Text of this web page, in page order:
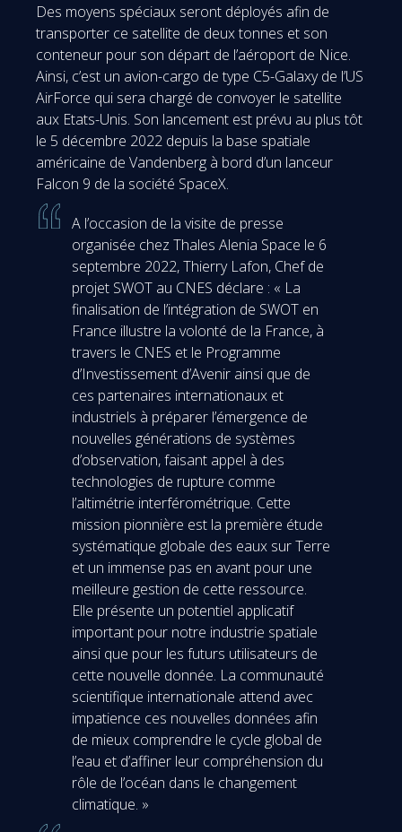
Des moyens spéciaux seront déployés afin de
transporter ce satellite de deux tonnes et son
conteneur pour son départ de l’aéroport de Nice.
Ainsi, c’est un avion-cargo de type C5-Galaxy de l’US
AirForce qui sera chargé de convoyer le satellite
aux Etats-Unis. Son lancement est prévu au plus tôt
le 5 décembre 2022 depuis la base spatiale
américaine de Vandenberg à bord d’un lanceur
Falcon 9 de la société SpaceX.
A l’occasion de la visite de presse
organisée chez Thales Alenia Space le 6
septembre 2022, Thierry Lafon, Chef de
projet SWOT au CNES déclare : « La
finalisation de l’intégration de SWOT en
France illustre la volonté de la France, à
travers le CNES et le Programme
d’Investissement d’Avenir ainsi que de
ces partenaires internationaux et
industriels à préparer l’émergence de
nouvelles générations de systèmes
d’observation, faisant appel à des
technologies de rupture comme
l’altimétrie interférométrique. Cette
mission pionnière est la première étude
systématique globale des eaux sur Terre
et un immense pas en avant pour une
meilleure gestion de cette ressource.
Elle présente un potentiel applicatif
important pour notre industrie spatiale
ainsi que pour les futurs utilisateurs de
cette nouvelle donnée. La communauté
scientifique internationale attend avec
impatience ces nouvelles données afin
de mieux comprendre le cycle global de
l’eau et d’affiner leur compréhension du
rôle de l’océan dans le changement
climatique. »